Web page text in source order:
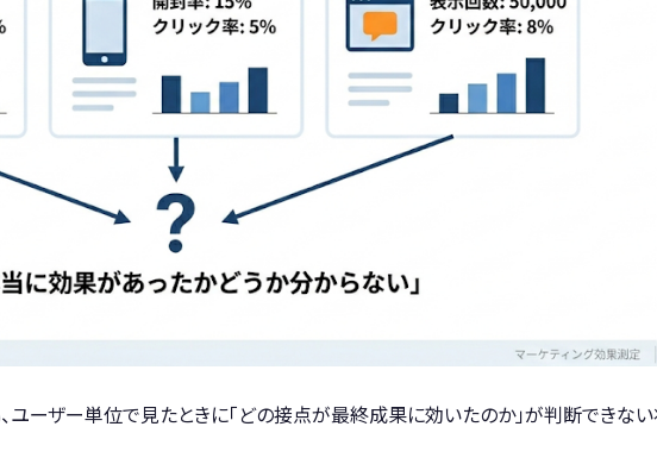
ユーザー単位で見たときに「どの接点が最終成果に効いたのか」が判断できな